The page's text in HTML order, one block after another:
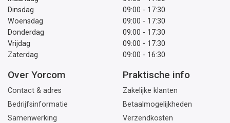
Dinsdag
09:00 - 17:30
Woensdag
09:00 - 17:30
Donderdag
09:00 - 17:30
Vrijdag
09:00 - 17:30
Zaterdag
09:00 - 16:30
Over Yorcom
Contact & adres
Bedrijfsinformatie
Samenwerking
Praktische info
Zakelijke klanten
Betaalmogelijkheden
Verzendkosten